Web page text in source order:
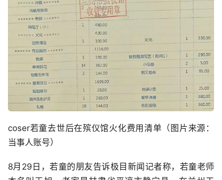
coser若童去世后在殡仪馆火化费用清单（图片来源：
当事人账号）
8月29日，若童的朋友告诉极目新闻记者称，若童老师